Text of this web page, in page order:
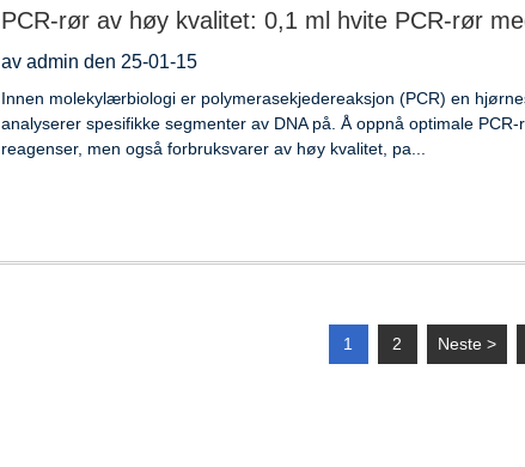
PCR-rør av høy kvalitet: 0,1 ml hvite PCR-rør
av admin den 25-01-15
Innen molekylærbiologi er polymerasekjedereaksjon (PCR) en
analyserer spesifikke segmenter av DNA på. Å oppnå optimale
reagenser, men også forbruksvarer av høy kvalitet, pa...
1 2 Neste >